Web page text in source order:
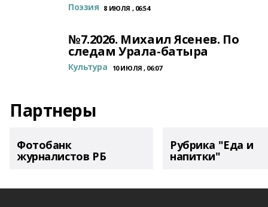
Поэзия 8 ИЮЛЯ , 06:54
№7.2026. Михаил Ясенев. По
следам Урала-батыра
Культура 10 ИЮЛЯ , 06:07
Партнеры
Фотобанк
журналистов РБ
Рубрика "Еда и
напитки"